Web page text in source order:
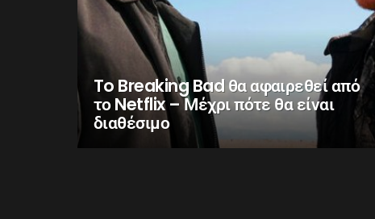
To Breaking Bad θα αφαιρεθεί από
το Netflix – Μέχρι πότε θα είναι
διαθέσιμο